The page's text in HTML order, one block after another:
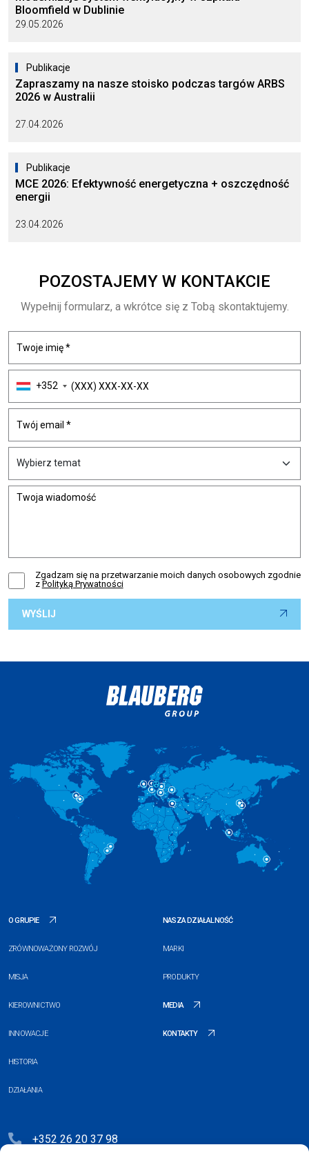
Bloomfield w Dublinie
29.05.2026
Publikacje
Zapraszamy na nasze stoisko podczas targów ARBS
2026 w Australii
27.04.2026
Publikacje
MCE 2026: Efektywność energetyczna + oszczędność
energii
23.04.2026
POZOSTAJEMY W KONTAKCIE
Wypełnij formularz, a wkrótce się z Tobą skontaktujemy.
+352
Zgadzam się na przetwarzanie moich danych osobowych zgodnie
z Polityką Prywatności
O GRUPIE
ZRÓWNOWAŻONY ROZWÓJ
MISJA
KIEROWNICTWO
INNOWACJE
HISTORIA
DZIAŁANIA
NASZA DZIAŁALNOŚĆ
MARKI
PRODUKTY
MEDIA
KONTAKTY
+352 26 20 37 98